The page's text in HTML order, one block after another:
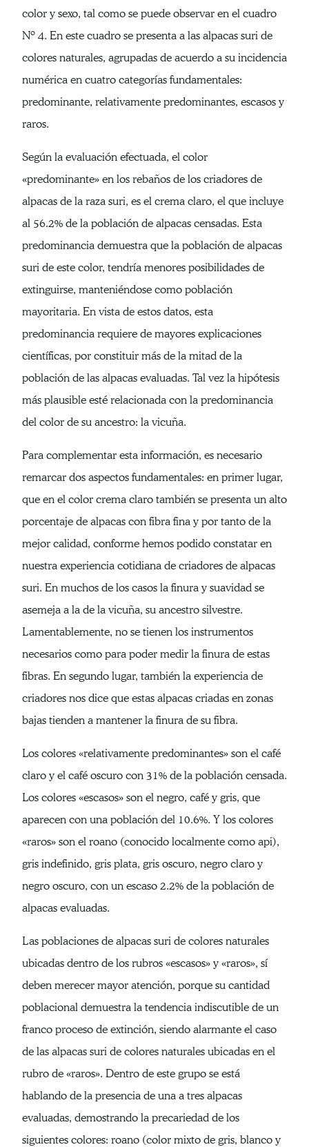
color y sexo, tal como se puede observar en el cuadro
Nº 4. En este cuadro se presenta a las alpacas suri de
colores naturales, agrupadas de acuerdo a su incidencia
numérica en cuatro categorías fundamentales:
predominante, relativamente predominantes, escasos y
raros.
Según la evaluación efectuada, el color
«predominante» en los rebaños de los criadores de
alpacas de la raza suri, es el crema claro, el que incluye
al 56.2% de la población de alpacas censadas. Esta
predominancia demuestra que la población de alpacas
suri de este color, tendría menores posibilidades de
extinguirse, manteniéndose como población
mayoritaria. En vista de estos datos, esta
predominancia requiere de mayores explicaciones
científicas, por constituir más de la mitad de la
población de las alpacas evaluadas. Tal vez la hipótesis
más plausible esté relacionada con la predominancia
del color de su ancestro: la vicuña.
Para complementar esta información, es necesario
remarcar dos aspectos fundamentales: en primer lugar,
que en el color crema claro también se presenta un alto
porcentaje de alpacas con fibra fina y por tanto de la
mejor calidad, conforme hemos podido constatar en
nuestra experiencia cotidiana de criadores de alpacas
suri. En muchos de los casos la finura y suavidad se
asemeja a la de la vicuña, su ancestro silvestre.
Lamentablemente, no se tienen los instrumentos
necesarios como para poder medir la finura de estas
fibras. En segundo lugar, también la experiencia de
criadores nos dice que estas alpacas criadas en zonas
bajas tienden a mantener la finura de su fibra.
Los colores «relativamente predominantes» son el café
claro y el café oscuro con 31% de la población censada.
Los colores «escasos» son el negro, café y gris, que
aparecen con una población del 10.6%. Y los colores
«raros» son el roano (conocido localmente como api),
gris indefinido, gris plata, gris oscuro, negro claro y
negro oscuro, con un escaso 2.2% de la población de
alpacas evaluadas.
Las poblaciones de alpacas suri de colores naturales
ubicadas dentro de los rubros «escasos» y «raros», sí
deben merecer mayor atención, porque su cantidad
poblacional demuestra la tendencia indiscutible de un
franco proceso de extinción, siendo alarmante el caso
de las alpacas suri de colores naturales ubicadas en el
rubro de «raros». Dentro de este grupo se está
hablando de la presencia de una a tres alpacas
evaluadas, demostrando la precariedad de los
siguientes colores: roano (color mixto de gris, blanco y